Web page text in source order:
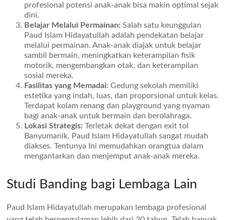
profesional potensi anak-anak bisa makin optimal sejak
dini.
Belajar Melalui Permainan: Salah satu keunggulan
Paud Islam Hidayatullah adalah pendekatan belajar
melalui permainan. Anak-anak diajak untuk belajar
sambil bermain, meningkatkan keterampilan fisik
motorik, mengembangkan otak, dan keterampilan
sosial mereka.
Fasilitas yang Memadai: Gedung sekolah memiliki
estetika yang indah, luas, dan proporsional untuk kelas.
Terdapat kolam renang dan playground yang nyaman
bagi anak-anak untuk bermain dan berolahraga.
Lokasi Strategis: Terletak dekat dengan exit tol
Banyumanik, Paud Islam Hidayatullah sangat mudah
diakses. Tentunya Ini memudahkan orangtua dalam
mengantarkan dan menjemput anak-anak mereka.
Studi Banding bagi Lembaga Lain
Paud Islam Hidayatullah merupakan lembaga profesional